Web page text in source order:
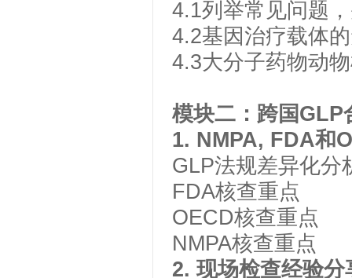
4.1列举常见问题
4.2基因治疗载体
4.3大分子药物动
模块二 ：跨国GLP
1. NMPA, FDA和
GLP法规差异化分
FDA核查重点
OECD核查重点
NMPA核查重点
2. 现场检查经验